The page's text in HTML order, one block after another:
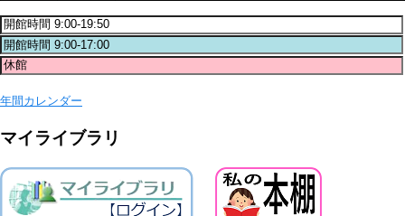
年間カレンダー
マイライブラリ